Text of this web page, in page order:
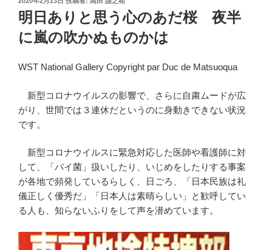
稿
日:
明日ありと思う心のあだ桜 夜半
に嵐の吹かぬものかは
WST National Gallery Copyright par Duc de Matsuoqua
新型コロナウイルスの影響で、さらに自粛ムードが広
がり、世間では３連休だというのに身動きできない状況
です。
新型コロナウイルスに緊急対応した医師や看護師に対
して、「バイ菌」扱いしたり、いじめをしたりする事案
が各地で頻発しているらしく、日ごろ、「日本民族は礼
儀正しく優秀だ」「日本人は素晴らしい」と歓呼してい
る人も、知らないふりをして声を潜めています。